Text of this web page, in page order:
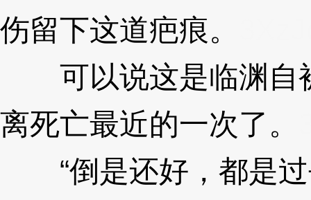
伤留下这道疤痕。
可以说这是临渊自
离死亡最近的一次了。
“倒是还好，都是过